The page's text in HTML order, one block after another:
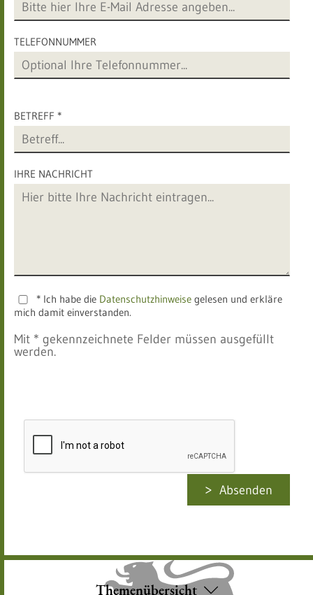
TELEFONNUMMER
BETREFF *
IHRE NACHRICHT
* Ich habe die Datenschutzhinweise gelesen und erkläre
mich damit einverstanden.
Mit * gekennzeichnete Felder müssen ausgefüllt
werden.
Absenden
Themenübersicht